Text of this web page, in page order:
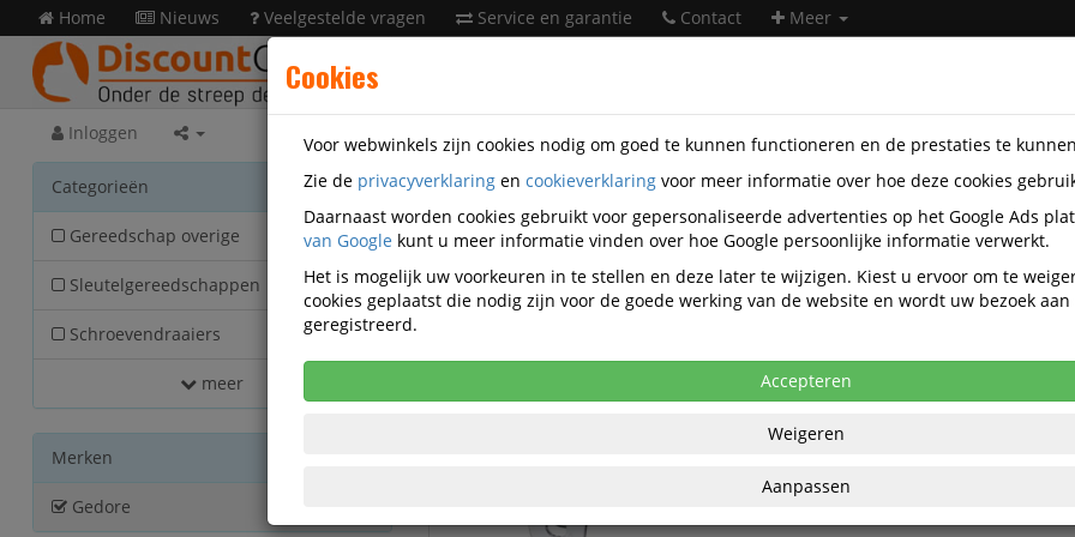
Home Nieuws Veelgestelde vragen Service en garantie Contact Meer
Inloggen
Categorieën
Gereedschap overige 2009
Sleutelgereedschappen 1886
Schroevendraaiers 967
meer
Merken
Gedore
Nieuw
Nieuw in het assortiment
Actief filter: Gedore
1500 H 4 Grondplaat met M6draad
Met M6 draad voor universele bevestiging,
geperforeerde platen met vierkante gaten 10 x 38
gegalvaniseerd
Cookies
Voor webwinkels zijn cookies nodig om goed te kunnen functioneren en de prestaties te
Zie de privacyverklaring en cookieverklaring voor meer informatie over hoe deze cookies
Daarnaast worden cookies gebruikt voor gepersonaliseerde advertenties op het Google Ads
van Google kunt u meer informatie vinden over hoe Google persoonlijke informatie verwerkt.
Het is mogelijk uw voorkeuren in te stellen en deze later te wijzigen. Kiest u ervoor om te
cookies geplaatst die nodig zijn voor de goede werking van de website en wordt uw bezoek
geregistreerd.
Accepteren
Weigeren
Aanpassen